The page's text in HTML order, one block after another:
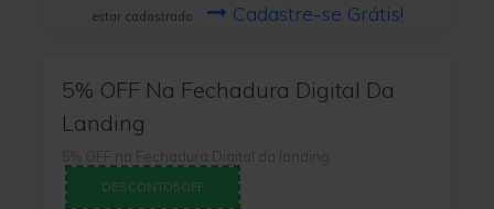
estar cadastrado
Cadastre-se Grátis!
5% OFF Na Fechadura Digital Da
Landing
5% OFF na Fechadura Digital da landing
DESCONTO5OFF